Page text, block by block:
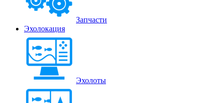
Запчасти
Эхолокация
Эхолоты